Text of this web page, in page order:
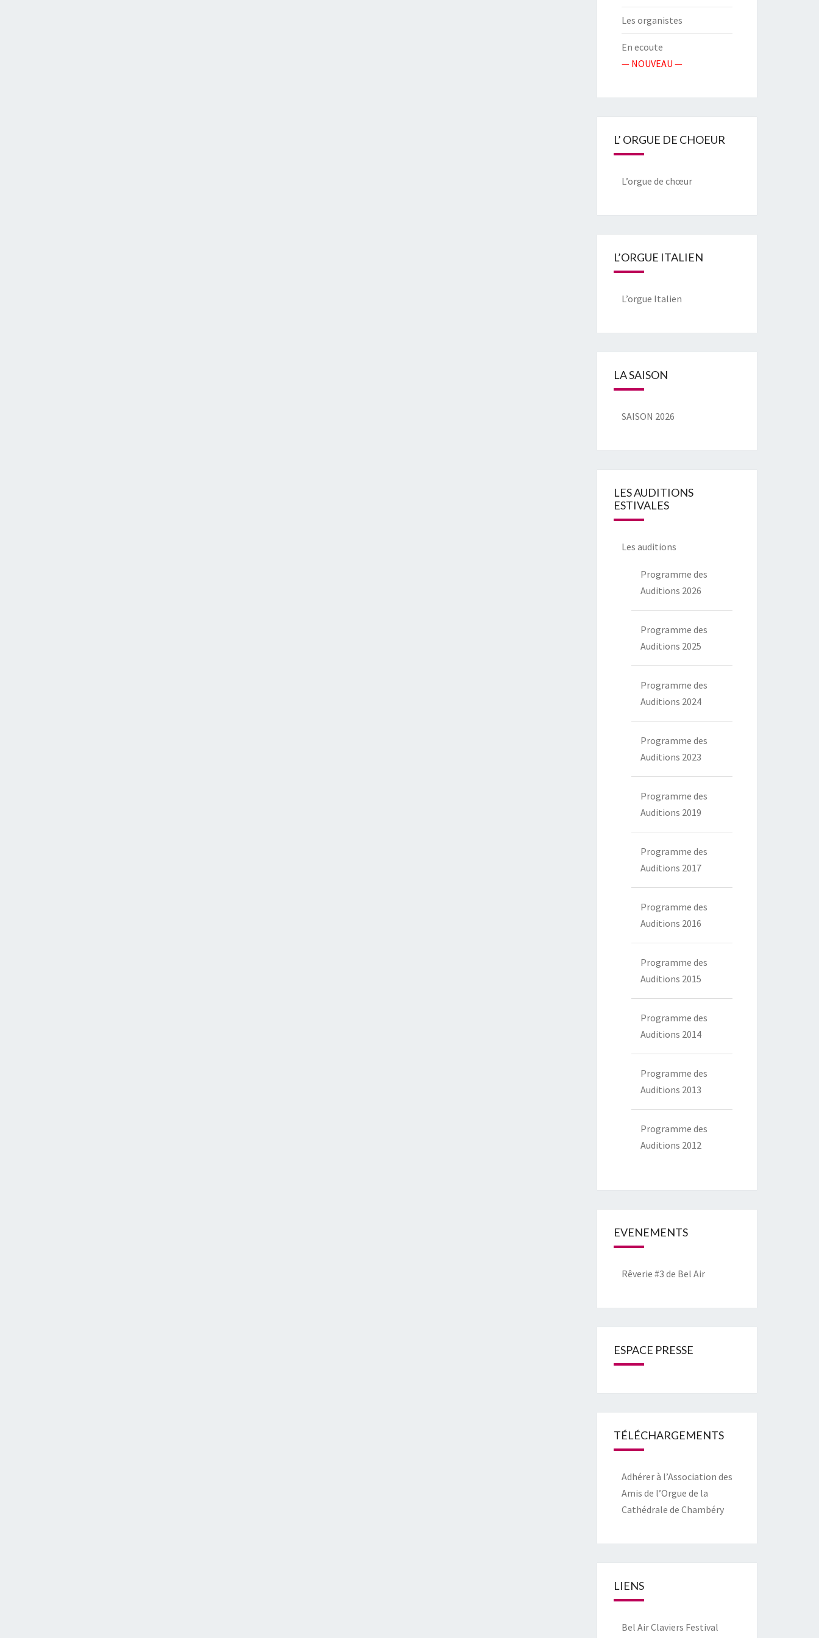
Les organistes
En ecoute
— NOUVEAU —
L’ ORGUE DE CHOEUR
L’orgue de chœur
L’ORGUE ITALIEN
L’orgue Italien
LA SAISON
SAISON 2026
LES AUDITIONS
ESTIVALES
Les auditions
Programme des
Auditions 2026
Programme des
Auditions 2025
Programme des
Auditions 2024
Programme des
Auditions 2023
Programme des
Auditions 2019
Programme des
Auditions 2017
Programme des
Auditions 2016
Programme des
Auditions 2015
Programme des
Auditions 2014
Programme des
Auditions 2013
Programme des
Auditions 2012
EVENEMENTS
Rêverie #3 de Bel Air
ESPACE PRESSE
TÉLÉCHARGEMENTS
Adhérer à l’Association des
Amis de l’Orgue de la
Cathédrale de Chambéry
LIENS
Bel Air Claviers Festival